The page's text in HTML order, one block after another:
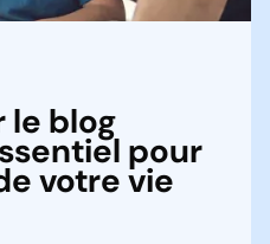
le blog
pour
votre vie